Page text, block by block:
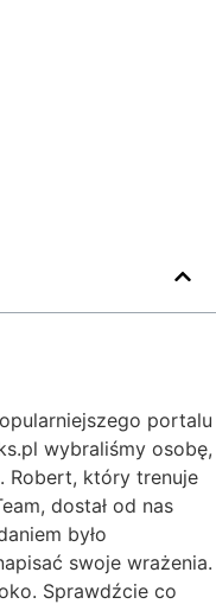
portalu
wybraliśmy osobę,
Robert, który trenuje
dostał od nas
było
swoje wrażenia.
Sprawdźcie co